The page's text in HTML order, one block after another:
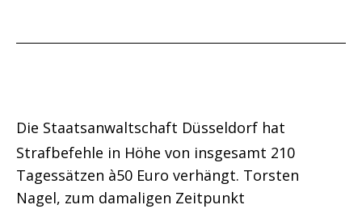
Die Staatsanwaltschaft Düsseldorf hat
Strafbefehle in Höhe von insgesamt 210
Tagessätzen à50 Euro verhängt. Torsten
Nagel, zum damaligen Zeitpunkt